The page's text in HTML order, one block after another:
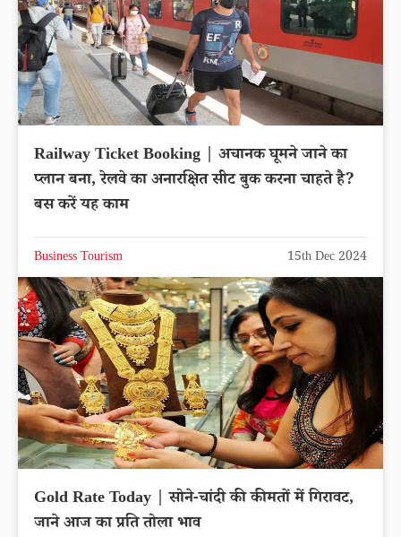
Railway Ticket Booking | अचानक घूमने जाने का
प्लान बना, रेलवे का अनारक्षित सीट बुक करना चाहते है?
बस करें यह काम
Business Tourism 15th Dec 2024
Gold Rate Today | सोने-चांदी की कीमतों में गिरावट,
जाने आज का प्रति तोला भाव